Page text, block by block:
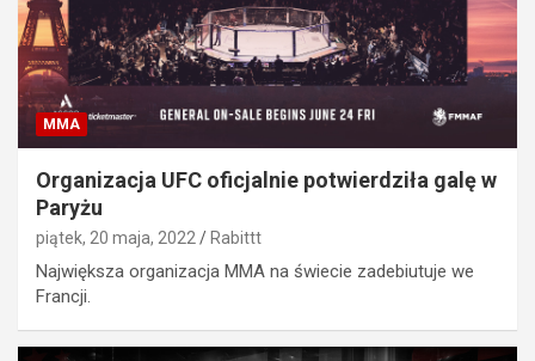
MMA
Organizacja UFC oficjalnie potwierdziła galę w
Paryżu
piątek, 20 maja, 2022 Rabittt
Największa organizacja MMA na świecie zadebiutuje we
Francji.